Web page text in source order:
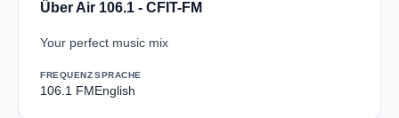
Über Air 106.1 - CFIT-FM
Your perfect music mix
FREQUENZ
106.1 FM
SPRACHE
English